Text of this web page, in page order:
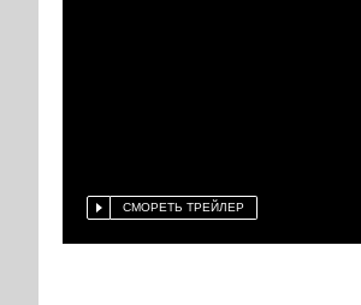
СМОРЕТЬ ТРЕЙЛЕР